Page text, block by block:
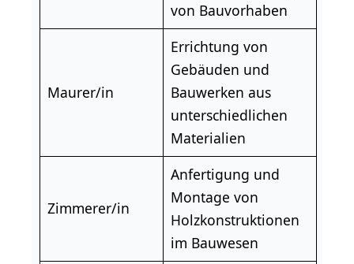
von Bauvorhaben
Maurer/in
Errichtung von
Gebäuden und
Bauwerken aus
unterschiedlichen
Materialien
Zimmerer/in
Anfertigung und
Montage von
Holzkonstruktionen
im Bauwesen